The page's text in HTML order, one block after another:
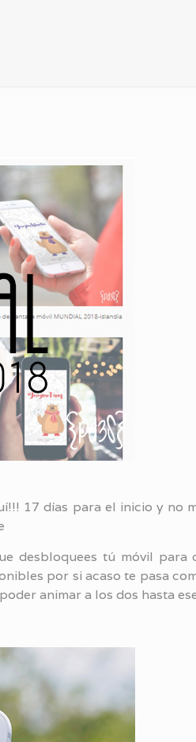
17 días para el inicio y no
desbloquees tú móvil para
por si acaso te pasa
animar a los dos hasta